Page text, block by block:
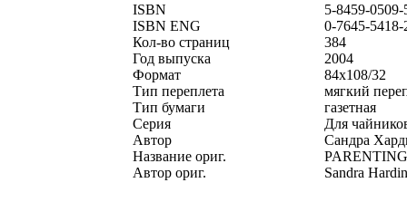
ISBN
5-8459-0509-
ISBN ENG
0-7645-5418-
Кол-во страниц
384
Год выпуска
2004
Формат
84x108/32
Тип переплета
мягкий
Тип бумаги
газетная
Серия
Для
Автор
Сандра
Название ориг.
Автор ориг.
Sandra